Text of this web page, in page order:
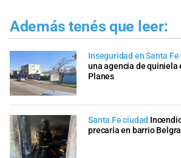
Además tenés que leer:
Inseguridad en Santa Fe
una agencia de quiniela
Planes
Santa Fe ciudad
precaria en barrio